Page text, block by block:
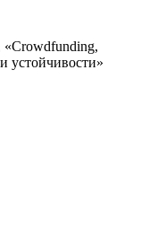
«Crowdfunding,
устойчивости»